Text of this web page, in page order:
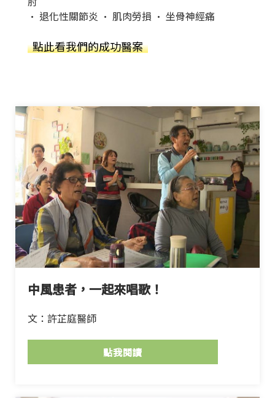
• 退化性關節炎 • 肌肉勞損 • 坐骨神經痛
點此看我們的成功醫案
中風患者，一起來唱歌！
文：許芷庭醫師
點我閱讀